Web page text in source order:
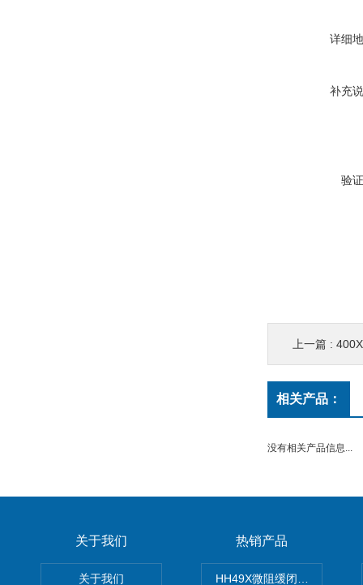
详细
补充
验
上一篇 :
相关产品：
没有相关产品信息...
关于我们
关于我们
热销产品
HH49X微阻缓闭蝶式止回阀